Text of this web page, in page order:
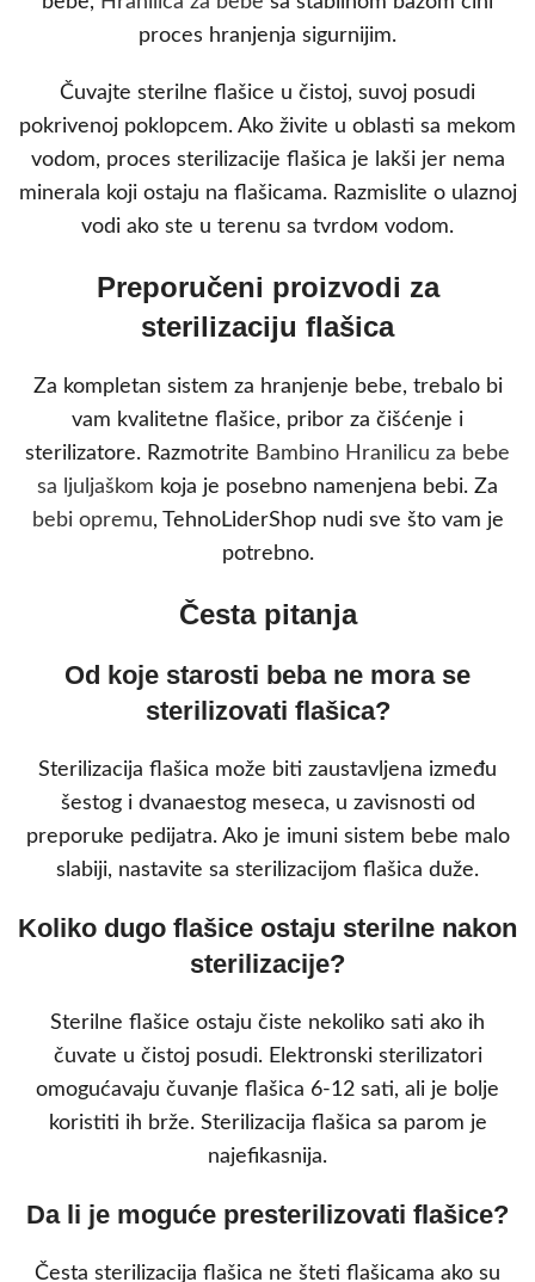
proces hranjenja sigurnijim.
Čuvajte sterilne flašice u čistoj, suvoj posudi
pokrivenoj poklopcem. Ako živite u oblasti sa mekom
vodom, proces sterilizacije flašica je lakši jer nema
minerala koji ostaju na flašicama. Razmislite o ulaznoj
vodi ako ste u terenu sa tvrdом vodom.
Preporučeni proizvodi za
sterilizaciju flašica
Za kompletan sistem za hranjenje bebe, trebalo bi
vam kvalitetne flašice, pribor za čišćenje i
sterilizatore. Razmotrite Bambino Hranilicu za bebe
sa ljuljaškom koja je posebno namenjena bebi. Za
bebi opremu, TehnoLiderShop nudi sve što vam je
potrebno.
Česta pitanja
Od koje starosti beba ne mora se
sterilizovati flašica?
Sterilizacija flašica može biti zaustavljena između
šestog i dvanaestog meseca, u zavisnosti od
preporuke pedijatra. Ako je imuni sistem bebe malo
slabiji, nastavite sa sterilizacijom flašica duže.
Koliko dugo flašice ostaju sterilne nakon
sterilizacije?
Sterilne flašice ostaju čiste nekoliko sati ako ih
čuvate u čistoj posudi. Elektronski sterilizatori
omogućavaju čuvanje flašica 6-12 sati, ali je bolje
koristiti ih brže. Sterilizacija flašica sa parom je
najefikasnija.
Da li je moguće presterilizovati flašice?
Česta sterilizacija flašica ne šteti flašicama ako su